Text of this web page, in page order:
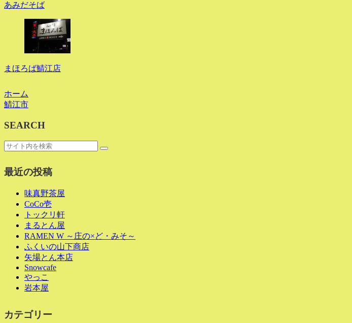
あみだそば
まほろば鯖江店
ホーム
鯖江市
SEARCH
最近の投稿
味真野茶屋
CoCo壱
トックリ軒
まるとん屋
RAMEN W ～庄の×ど・みそ～
ふくいの山下商店
矢場とん本店
Snowcafe
やっこ
岩本屋
カテゴリー